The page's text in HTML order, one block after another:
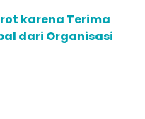
karena Terima
dari Organisasi